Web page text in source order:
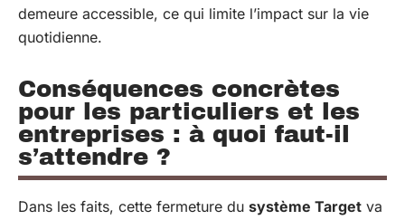
demeure accessible, ce qui limite l’impact sur la vie
quotidienne.
Conséquences concrètes
pour les particuliers et les
entreprises : à quoi faut-il
s’attendre ?
Dans les faits, cette fermeture du système Target va